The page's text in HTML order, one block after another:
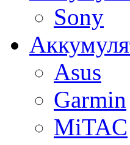
Sony
Asus
Garmin
MiTAC